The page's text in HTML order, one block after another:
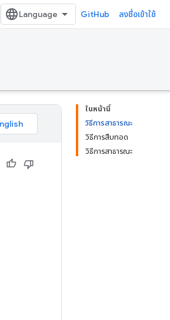
GitHub ลงชื่อเข้าใช้
ในหน้านี้
วิธีการสาธารณะ
วิธีการสืบทอด
วิธีการสาธารณะ